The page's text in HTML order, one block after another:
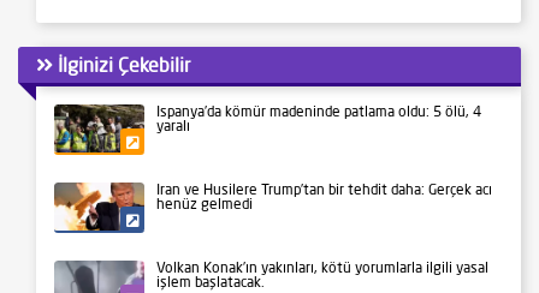
İlginizi Çekebilir
İspanya’da kömür madeninde patlama oldu: 5 ölü, 4
yaralı
İran ve Husilere Trump’tan bir tehdit daha: Gerçek acı
henüz gelmedi
Volkan Konak’ın yakınları, kötü yorumlarla ilgili yasal
işlem başlatacak.